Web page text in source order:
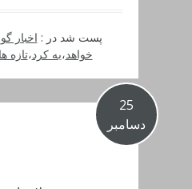
پست شد در : اخبار
خواهد،به کرد،تازه
25
دسامبر